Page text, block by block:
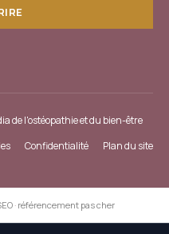
de l'ostéopathie et du bien-être
Confidentialité Plan du site
· référencement pas cher